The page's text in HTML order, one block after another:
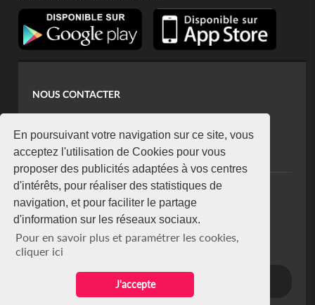
En poursuivant votre navigation sur ce site, vous
acceptez l'utilisation de Cookies pour vous
proposer des publicités adaptées à vos centres
d'intérêts, pour réaliser des statistiques de
navigation, et pour faciliter le partage
d'information sur les réseaux sociaux.
Pour en savoir plus et paramétrer les cookies,
cliquer ici
J'accepte
NOUS CONTACTER
koaci@yahoo.fr
+225 07 08 85 52 93
NEWSLETTER
Restez connecté via notre newsletter
S'abonner
Se désabonner